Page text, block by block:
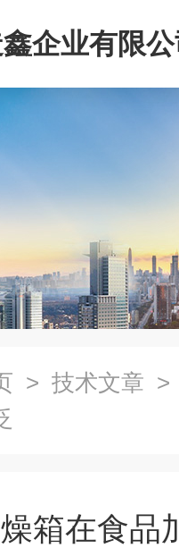
企业有限
> 技术文章 >
箱在食品